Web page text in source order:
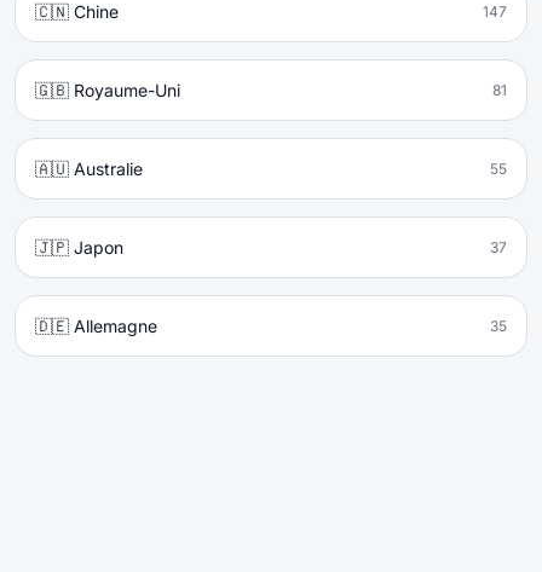
🇨🇳 Chine 147
🇬🇧 Royaume-Uni 81
🇦🇺 Australie 55
🇯🇵 Japon 37
🇩🇪 Allemagne 35